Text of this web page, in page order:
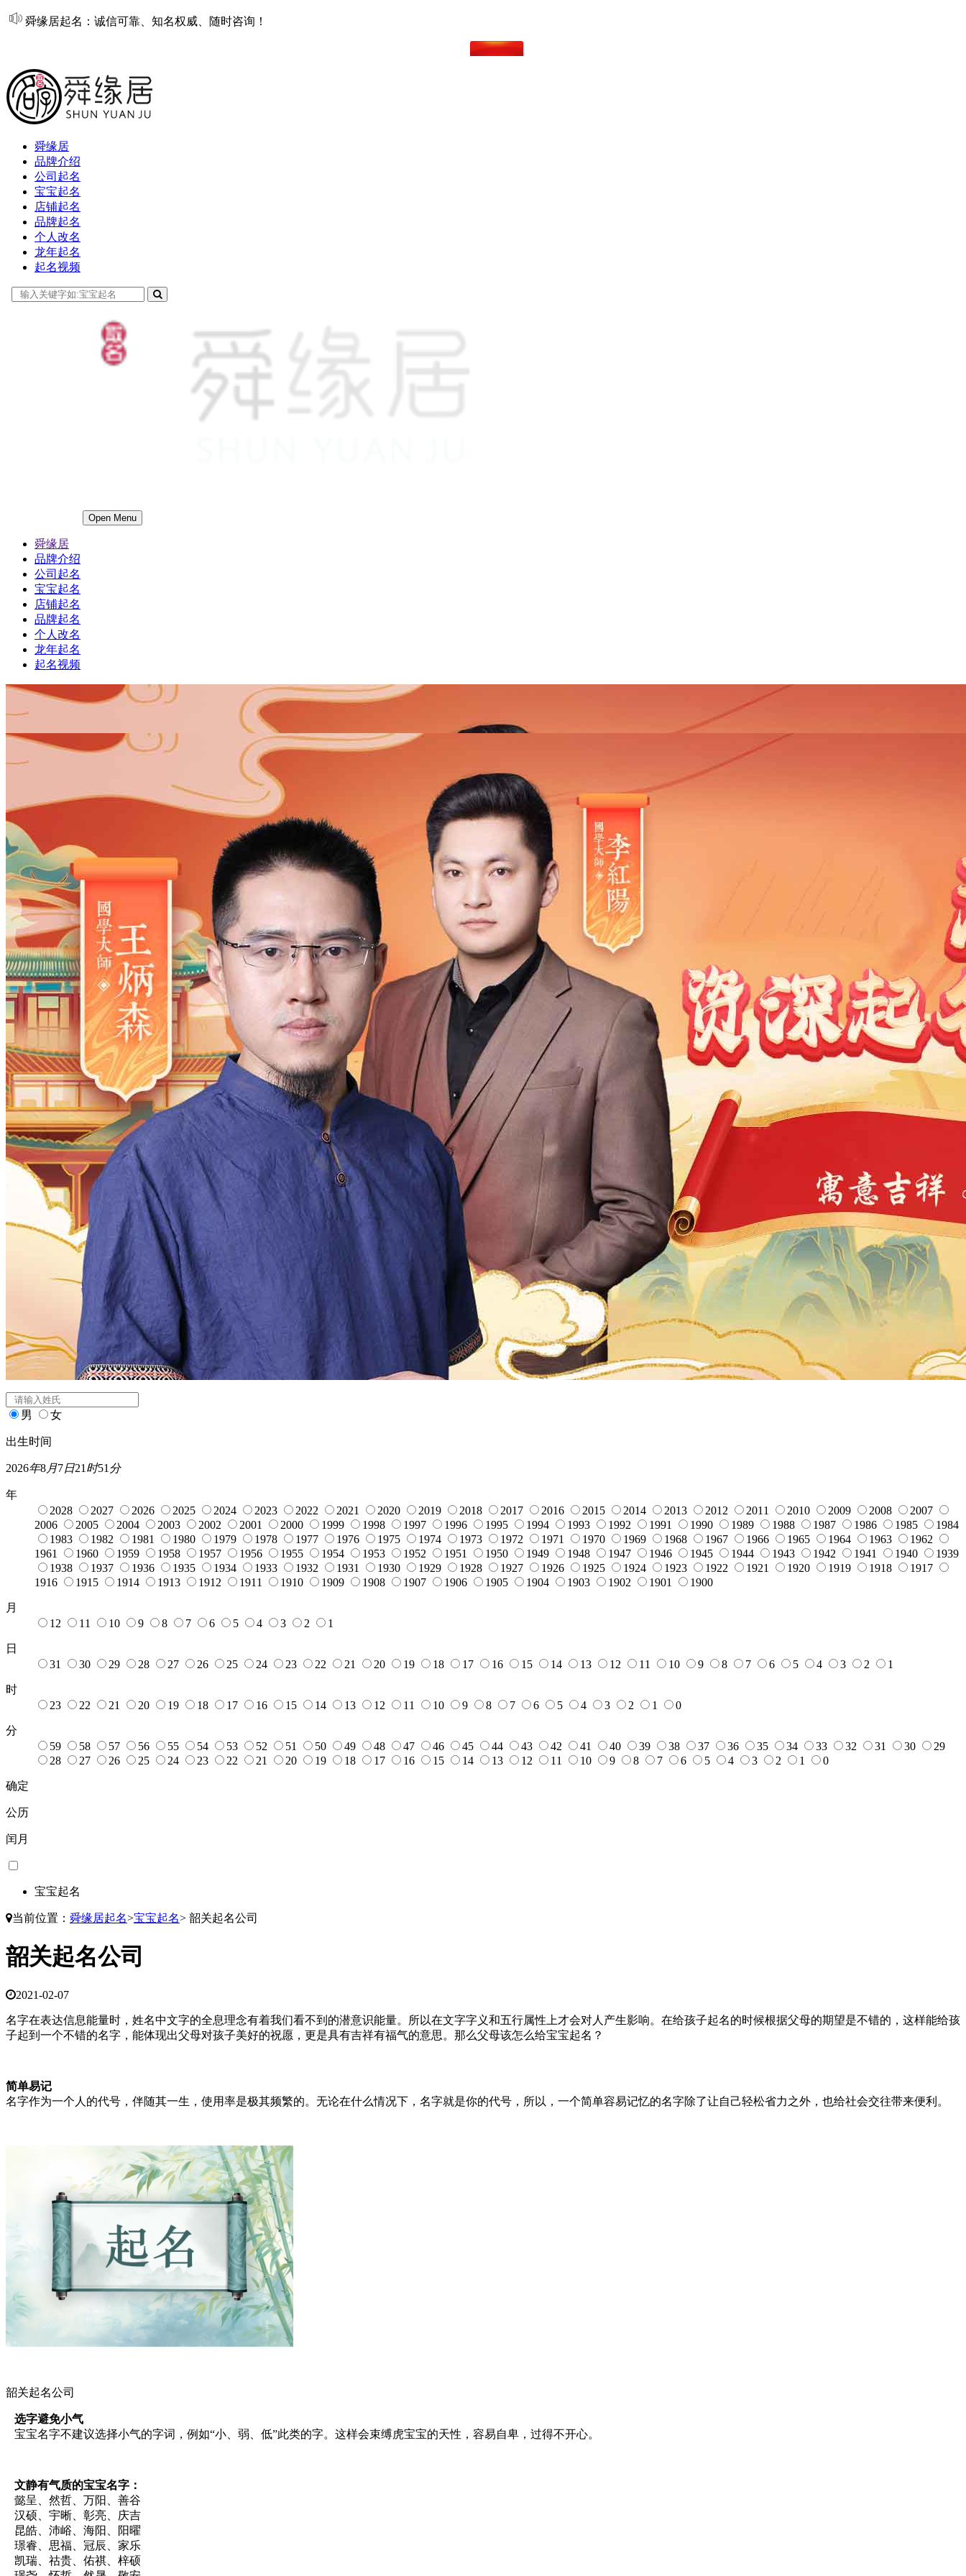
舜缘居起名：诚信可靠、知名权威、随时咨询！
舜缘居
品牌介绍
公司起名
宝宝起名
店铺起名
品牌起名
个人改名
龙年起名
起名视频
Open Menu
舜缘居
品牌介绍
公司起名
宝宝起名
店铺起名
品牌起名
个人改名
龙年起名
起名视频
男
男 女
出生时间
2026年 日21 时51分
年
2028
2027 2026 2025 2024 2023 2022 2021 2020 2019 2018 2017 2016 2012
2007
2006
2005 2004 2003 2002 1998 1997 1996 1995 1994 1993 1992 1990 1989 1988 1987 1986 1985
1984
1983
1982 1981 1980 1979 1977 1975 1974 1973 1972 1971 1969 1968 1967 1966 1965 1964 1963
1962
1961
1960 1959 1958 1957 1955 1954 1953 1952 1951 1950 1948 1947 1946 1945 1944 1943 1942 1941 1940
1939
1938
1937 1936 1935 1934 1933 1932 1931 1929 1928 1927 1926 1924 1923 1922 1921 1920 1919 1918
1917
1915 1914 1913 1911 1910 1909 1908 1907 1906 1905 1902 1901 1900
月
12
11 10 9 8 7 6 4 3 2 1
日
31
30 29 28 27 26 25 24 23 19 18 17 9 7 6 5 4 1
时
23
22 21 20 19 18 17 16 14 13 11 8
59
58 56 52 51 50 49 48 45 40 39 38 37 33 32 31 30
29
28
27 25 24 22 21 14 9 8 6 2 1 0
宝宝起名
*
男 女
出生时间
2026年8月7日21 时51 分
年
2028
2027 2026 2025 2024 2023 2022 2021 2020 2019 2018 2017 2016 2015 2014 2013 2012 2011 2010 2009 2008
2007
2006
2005 2004 2003 2002 2001 2000 1999 1998 1997 1996 1995 1994 1993 1992 1991 1990 1989 1988 1987 1986 1985
1984
1983
1982 1981 1980 1979 1978 1977 1976 1975 1974 1973 1972 1971 1970 1969 1968 1967 1966 1965 1964 1963
1962
1961
1960 1959 1958 1957 1956 1955 1954 1953 1952 1951 1950 1949 1948 1947 1946 1945 1944 1943 1942 1941 1940
1939
1938
1937 1936 1935 1934 1933 1932 1931 1930 1929 1928 1927 1926 1925 1924 1923 1922 1921 1920 1919 1918
1917
1916
1915 1914 1913 1912 1911 1910 1909 1908 1907 1906 1905 1904 1903 1902 1901 1900
月
12
11 10 9 8 7 6 5 4 3 2 1
日
31
30 29 28 27 26 25 24 23 22 21 20 19 18 17 16 15 14 13 12 11 10 9 8 7 6 5 4 3 2 1
时
23
22 21 20 19 18 17 16 15 14 13 12 11 10 9 8 7 6 5 4 3 2 1 0
分
59
58 57 56 55 54 53 52 51 50 49 48 47 46 45 44 43 42 41 40 39 38 37 36 35 34 33 32 31 30
29
28
27 26 25 24 23 22 21 20 19 18 17 16 15 14 13 12 11 10 9 8 7 6 5 4 3 2 1 0
确定
公历
闰月
宝宝起名
当前位置： 舜缘居起名>宝宝起名> 韶关起名公司
韶关起名公司
2021-02-07
名字在表达信息能量时，姓名中文字的全息理念有着我们看不到的潜意识能量。所以在文字字义和五行属性上才会对人产生影响。在给孩子起名的时候根据父母的期望是不错的，这样能给孩
子起到一个不错的名字，能体现出父母对孩子美好的祝愿，更是具有吉祥有福气的意思。那么父母该怎么给宝宝起名？
简单易记
名字作为一个人的代号，伴随其一生，使用率是极其频繁的。无论在什么情况下，名字就是你的代号，所以，一个简单容易记忆的名字除了让自己轻松省力之外，也给社会交往带来便利。
韶关起名公司
选字避免小气
宝宝名字不建议选择小气的字词，例如“小、弱、低”此类的字。这样会束缚虎宝宝的天性，容易自卑，过得不开心。
文静有气质的宝宝名字：
懿呈、然哲、万阳、善谷
汉硕、宇晰、彰亮、庆吉
昆皓、沛峪、海阳、阳曜
璟睿、思福、冠辰、家乐
凯瑞、祜贵、佑祺、梓硕